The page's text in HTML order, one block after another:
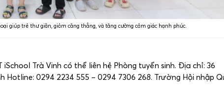
giúp trẻ thư giãn, giảm căng thẳng, và tăng cường cảm giác hạnh phúc.
Trà Vinh có thể liên hệ Phòng tuyển sinh. Địa chỉ: 36
Hotline: 0294 2234 555 – 0294 7306 268. Trường Hội nhập